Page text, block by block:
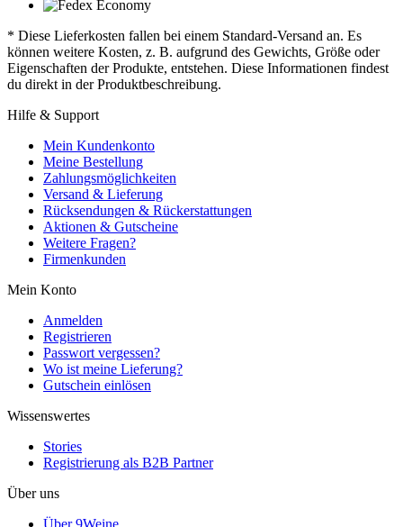
* Diese Lieferkosten fallen bei einem Standard-Versand an. Es
können weitere Kosten, z. B. aufgrund des Gewichts, Größe oder
Eigenschaften der Produkte, entstehen. Diese Informationen findest
du direkt in der Produktbeschreibung.
Hilfe & Support
Mein Kundenkonto
Meine Bestellung
Zahlungsmöglichkeiten
Versand & Lieferung
Rücksendungen & Rückerstattungen
Aktionen & Gutscheine
Weitere Fragen?
Firmenkunden
Mein Konto
Anmelden
Registrieren
Passwort vergessen?
Wo ist meine Lieferung?
Gutschein einlösen
Wissenswertes
Stories
Registrierung als B2B Partner
Über uns
Über 9Weine